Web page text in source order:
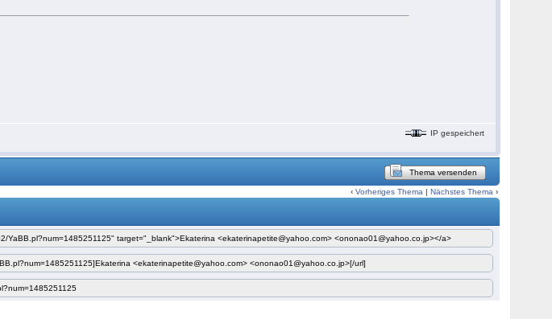
IP gespeichert
Thema versenden
‹Vorheriges Thema |Nächstes Thema ›